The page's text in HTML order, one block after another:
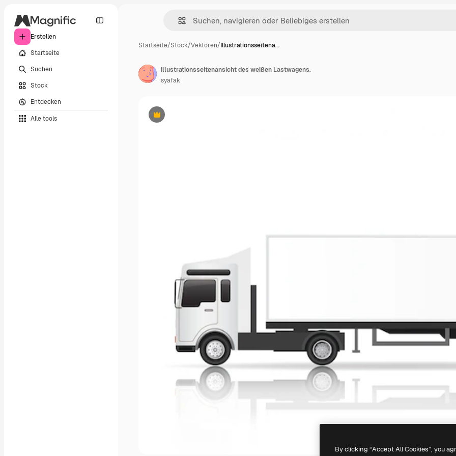
Erstellen
Startseite
Suchen
Stock
Entdecken
Alle tools
Startseite/Stock/Vektoren/Illustrationsseitena…
Premium
Illustrationsseitenansicht des weißen Lastwagens.
syafak
By clicking “Accept All Cookies”, you